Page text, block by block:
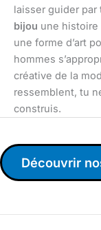
laisser guider
bijou une histoire
une forme d’art
hommes
créative de la
ressemblent, tu
construis.
Découvrir